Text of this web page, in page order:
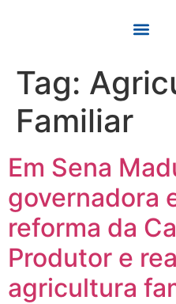
Tag:
Familiar
Em Sena
governadora
reforma da
Produtor e
agricultura